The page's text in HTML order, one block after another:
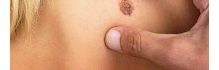
Pred vama su veoma posebni trenuci.
VAGA